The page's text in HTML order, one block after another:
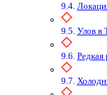
Улов в
Редкая